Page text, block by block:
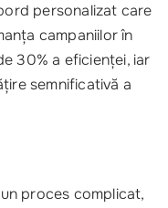
personalizat care
campaniilor în
30% a eficienței, iar
semnificativă a
proces complicat,